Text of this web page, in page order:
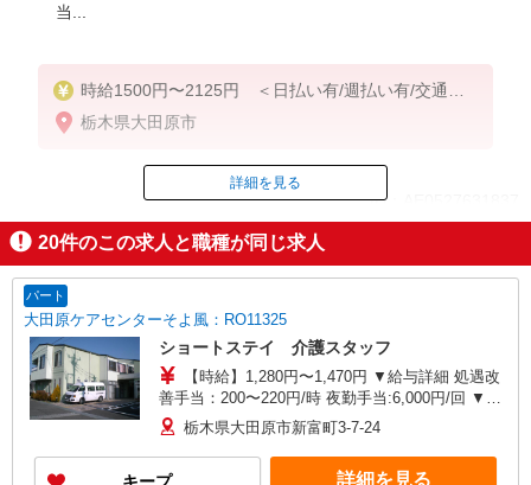
当...
時給1500円〜2125円 ＜日払い有/週払い有/交通費
全支給(ガソリン代含む)＞
栃木県大田原市
ID：AE0527631837
掲載期間終了
詳細を見る
20件のこの求人と職種が同じ求人
パート
大田原ケアセンターそよ風：RO11325
ショートステイ 介護スタッフ
【時給】1,280円〜1,470円 ▼給与詳細 処遇改
善手当：200〜220円/時 夜勤手当:6,000円/回 ▼下
記別途支給 通勤手当 年末年始手当：380円/時 寸
志あり：年2回（6月・12月） ※業績による ※処
遇改善手当は試用期間中(3ヶ月)は支給なし
栃木県大田原市新富町3-7-24
詳細を見る